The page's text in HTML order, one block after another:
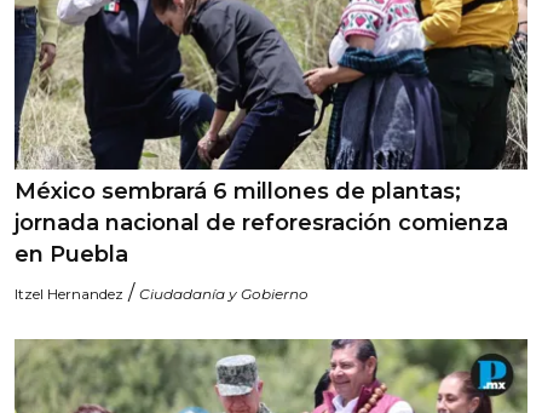
México sembrará 6 millones de plantas;
jornada nacional de reforesración comienza
en Puebla
Itzel Hernandez / Ciudadanía y Gobierno